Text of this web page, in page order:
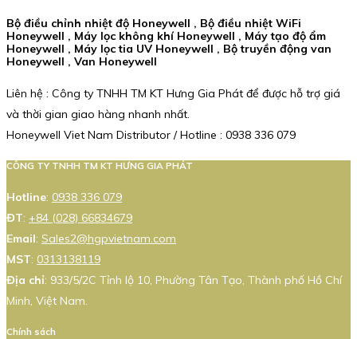
Bộ điều chỉnh nhiệt độ Honeywell , Bộ điều nhiệt WiFi
Honeywell , Máy lọc không khí Honeywell , Máy tạo độ ẩm
Honeywell , Máy lọc tia UV Honeywell , Bộ truyền động van
Honeywell , Van Honeywell
Liên hệ : Công ty TNHH TM KT Hưng Gia Phát để được hỗ trợ giá
và thời gian giao hàng nhanh nhất.
Honeywell Viet Nam Distributor / Hotline : 0938 336 079
CÔNG TY TNHH TM KT HƯNG GIA PHÁT
Hotline: 0938 336 079
ĐT: +84 (028) 66834679
Email: Sales2@hgpvietnam.com
MST: 0313138119
Địa chỉ: 933/5/2C Tỉnh lộ 10, Phường Tân Tạo, Thành phố Hồ Chí
Minh, Việt Nam.
Chính sách